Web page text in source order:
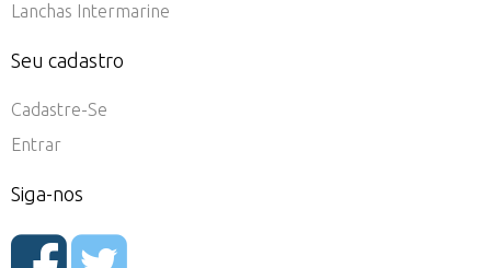
Lanchas Intermarine
Seu cadastro
Cadastre-Se
Entrar
Siga-nos